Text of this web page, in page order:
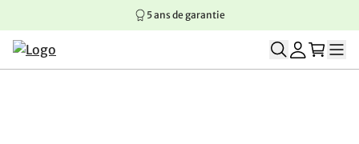
Aller au contenu principal
Aller à la navigation principale
Aller au pied de page
5 ans de garantie